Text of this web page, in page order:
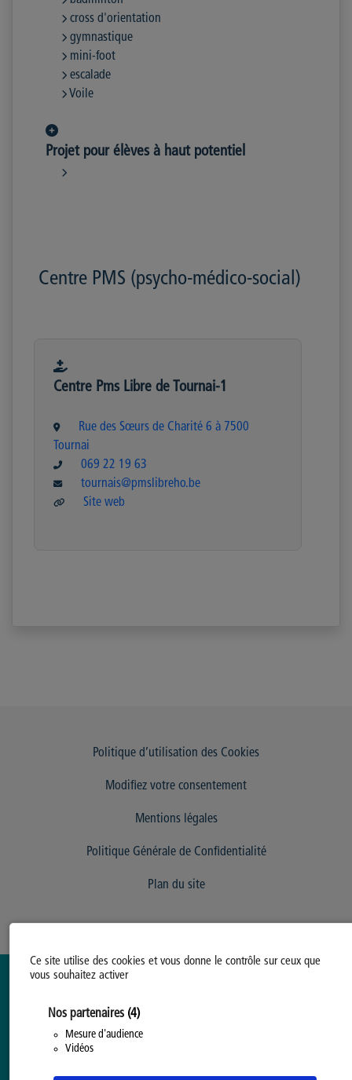
Ce site utilise des cookies et vous donne le contrôle sur ceux que
vous souhaitez activer
Nos partenaires (4)
Mesure d'audience
Vidéos
cross d'orientation
gymnastique
mini-foot
escalade
Voile
Projet pour élèves à haut potentiel
Centre PMS (psycho-médico-social)
Centre Pms Libre de Tournai-1
Rue des Sœurs de Charité 6 à 7500
Tournai
069 22 19 63
tournais@pmslibreho.be
Site web
Politique d’utilisation des Cookies
Modifiez votre consentement
Mentions légales
Politique Générale de Confidentialité
Plan du site